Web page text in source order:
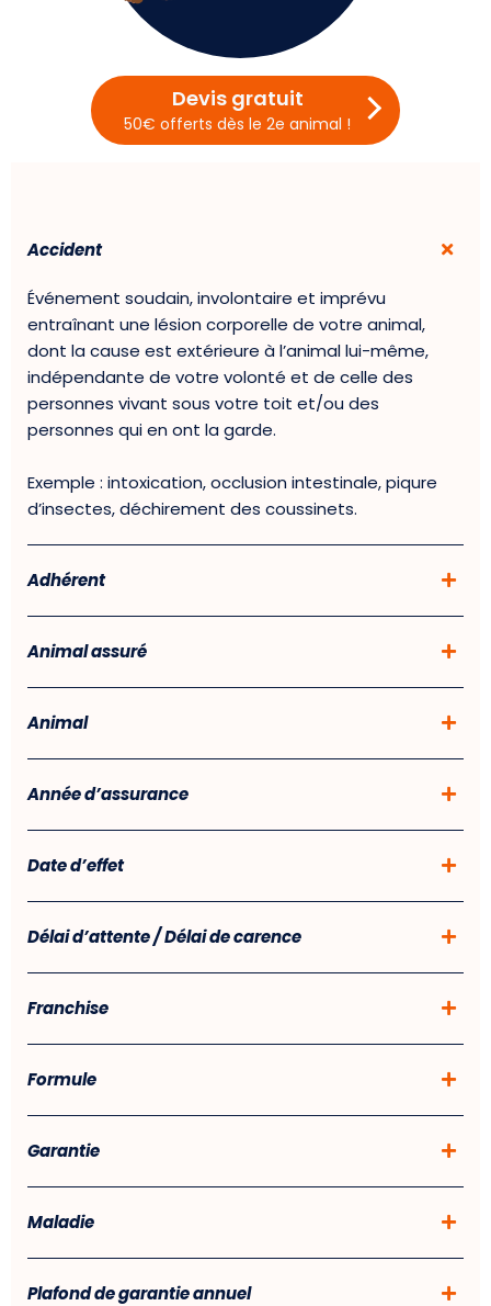
Devis gratuit
50€ offerts dès le 2e animal !
Accident
Événement soudain, involontaire et imprévu
entraînant une lésion corporelle de votre animal,
dont la cause est extérieure à l’animal lui-même,
indépendante de votre volonté et de celle des
personnes vivant sous votre toit et/ou des
personnes qui en ont la garde.
Exemple : intoxication, occlusion intestinale, piqure
d’insectes, déchirement des coussinets.
Adhérent
Animal assuré
Animal
Année d’assurance
Date d’effet
Délai d’attente / Délai de carence
Franchise
Formule
Garantie
Maladie
Plafond de garantie annuel